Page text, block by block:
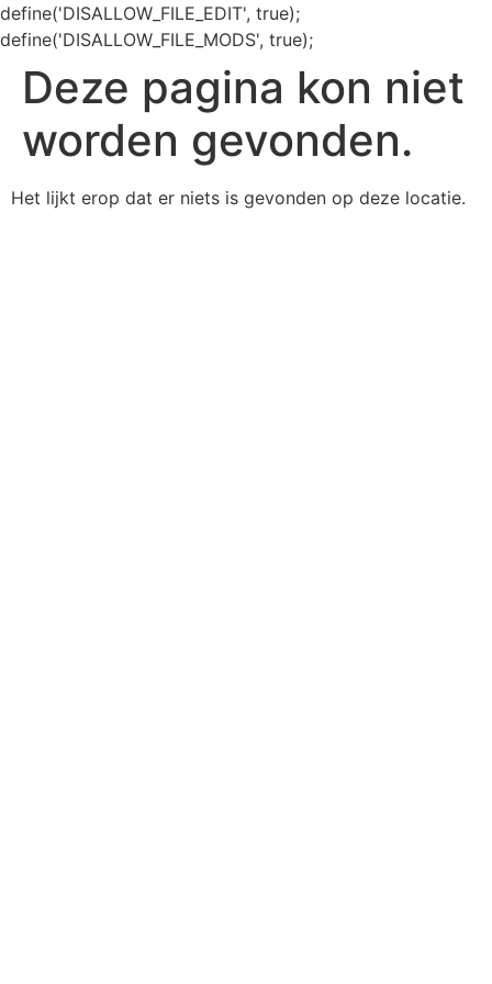
define('DISALLOW_FILE_EDIT', true);
define('DISALLOW_FILE_MODS', true);
Deze pagina kon niet
worden gevonden.
Het lijkt erop dat er niets is gevonden op deze locatie.